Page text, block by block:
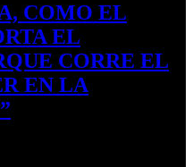
COMO EL
EL
CORRE EL
EN LA